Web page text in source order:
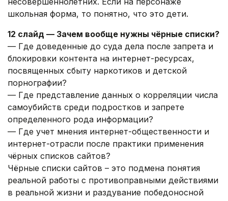
школьная форма, то понятно, что это дети.
12 слайд — Зачем вообще нужны чёрные списки?
— Где доведенные до суда дела после запрета и
блокировки контента на интернет-ресурсах,
посвященных сбыту наркотиков и детской
порнографии?
— Где представление данных о корреляции числа
самоубийств среди подростков и запрете
определенного рода информации?
— Где учет мнения интернет-общественности и
интернет-отрасли после практики применения
чёрных списков сайтов?
Чёрные списки сайтов – это подмена понятия
реальной работы с противоправными действиями
в реальной жизни и раздувание победоносной